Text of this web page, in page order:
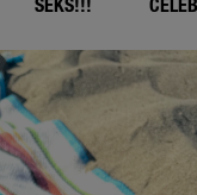
SEKS!!!